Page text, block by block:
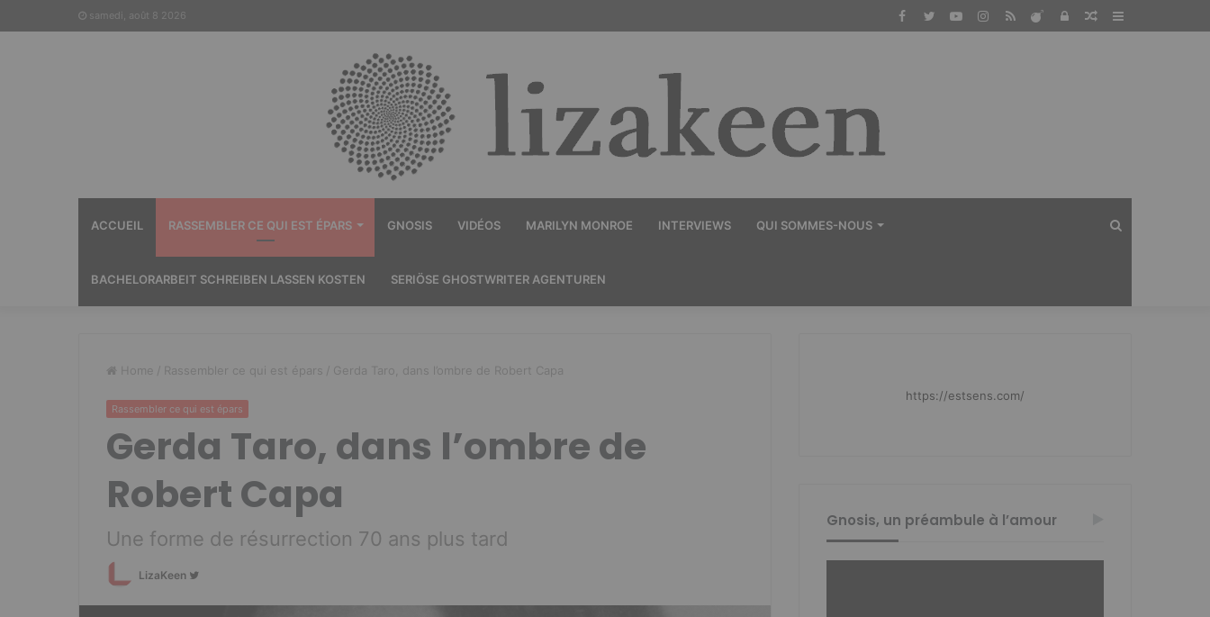
samedi, août 8 2026 Sidebar
Article
Connexion
Dailymotion
RSS
Instagram
YouTube
Twitter
Facebook
ACCUEIL RASSEMBLER CE QUI EST ÉPARS GNOSIS VIDÉOS MARILYN MONROE INTERVIEWS QUI SOMMES-NOUS
BACHELORARBEIT SCHREIBEN LASSEN KOSTEN SERIÖSE GHOSTWRITER AGENTUREN
Home / Rassembler ce qui est épars / Gerda Taro, dans l’ombre de Robert Capa
Rassembler ce qui est épars
Gerda Taro, dans l’ombre de
Robert Capa
Une forme de résurrection 70 ans plus tard
LizaKeen
Follow
https://estsens.com/
Gnosis, un préambule à l’amour